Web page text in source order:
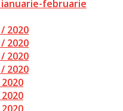
ianuarie-februarie
2020
2020
2020
2020